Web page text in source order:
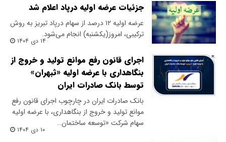
جزئیات عرضه اولیه درپاد اعلام شد
عرضه اولیه ۱۲ درصد از سهام درپاد تبریز به روش
ترکیبی، امروز(یکشنبه) انجام می‌شود.
۱۴ دی ۱۴۰۴
اجرای قانون رفع موانع تولید و خروج از
بنگاهداری با عرضه اولیه «ثبهران»
توسط بانک صادرات ایران
​بانک صادرات ایران در چارچوب اجرای قانون رفع
موانع تولید و خروج از بنگاهداری، با عرضه اولیه
سهام شرکت «توسعه ساختمان…
۱۰ دی ۱۴۰۴